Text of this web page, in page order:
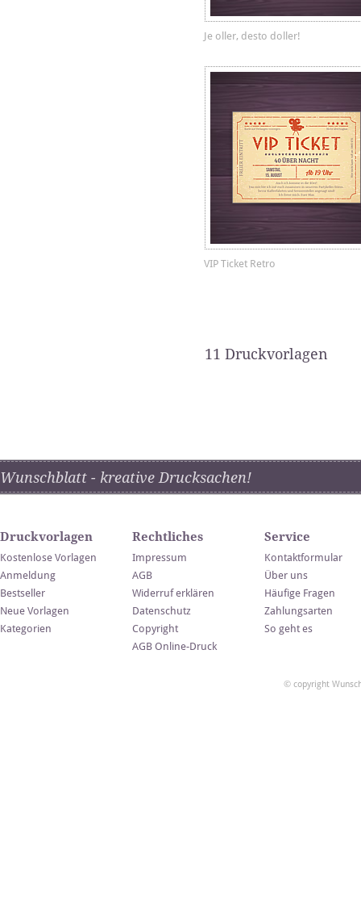
Je oller, desto doller!
VIP Ticket Retro
11 Druckvorlagen
Wunschblatt - kreative Drucksachen!
Druckvorlagen
Kostenlose Vorlagen
Anmeldung
Bestseller
Neue Vorlagen
Kategorien
Rechtliches
Impressum
AGB
Widerruf erklären
Datenschutz
Copyright
AGB Online-Druck
Service
Kontaktformular
Über uns
Häufige Fragen
Zahlungsarten
So geht es
© copyright